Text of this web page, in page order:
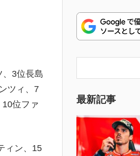
3位長島
ツィ、7
位ファ
ィン、15
最新記事